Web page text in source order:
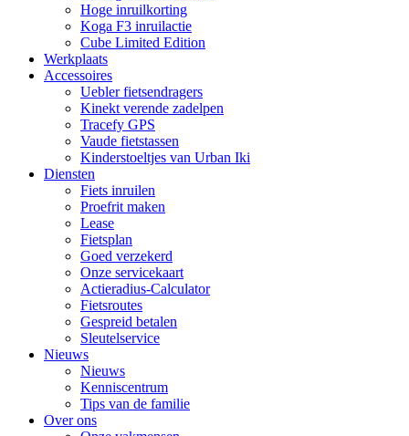
Hoge inruilkorting
Koga F3 inruilactie
Cube Limited Edition
Werkplaats
Accessoires
Uebler fietsendragers
Kinekt verende zadelpen
Tracefy GPS
Vaude fietstassen
Kinderstoeltjes van Urban Iki
Diensten
Fiets inruilen
Proefrit maken
Lease
Fietsplan
Goed verzekerd
Onze servicekaart
Actieradius-Calculator
Fietsroutes
Gespreid betalen
Sleutelservice
Nieuws
Nieuws
Kenniscentrum
Tips van de familie
Over ons